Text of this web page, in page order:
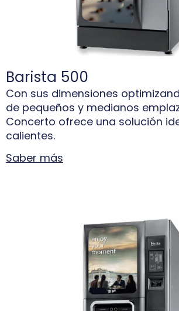
Barista 500
Con sus dimensiones
de pequeños y medianos
Concerto ofrece una solución
calientes.
Saber más